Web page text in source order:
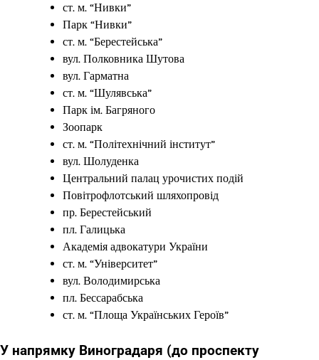
ст. м. “Нивки”
Парк “Нивки”
ст. м. “Берестейська”
вул. Полковника Шутова
вул. Гарматна
ст. м. “Шулявська”
Парк ім. Багряного
Зоопарк
ст. м. “Політехнічний інститут”
вул. Шолуденка
Центральний палац урочистих подій
Повітрофлотський шляхопровід
пр. Берестейський
пл. Галицька
Академія адвокатури України
ст. м. “Університет”
вул. Володимирська
пл. Бессарабська
ст. м. “Площа Українських Героїв”
У напрямку Виноградаря (до проспекту